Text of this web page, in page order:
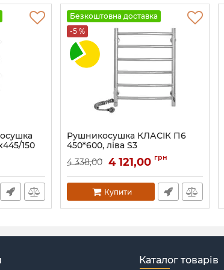
150
Безкоштовна доставка
-5 %
Рушникосушка КЛАСІК П6
450*600, ліва S3
Артикул:73207723
4 338,00 4 121,00 грн
Купити
Каталог товарів